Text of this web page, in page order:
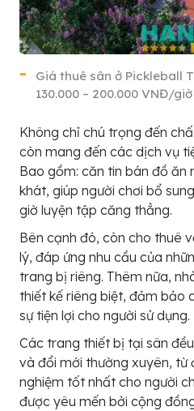
Giá thuê sân ở Pickleball
130.000 – 200.000 VNĐ/
Không chỉ chú trọng đến
còn mang đến các dịch vụ
Bao gồm: căn tin bán đồ ăn
khát, giúp người chơi bổ
giờ luyện tập căng thẳng.
Bên cạnh đó, còn cho thuê
lý, đáp ứng nhu cầu của
trang bị riêng. Thêm nữa,
thiết kế riêng biệt, đảm bảo
sự tiện lợi cho người sử dụng.
Các trang thiết bị tại sân
và đổi mới thường xuyên, từ
nghiệm tốt nhất cho người
được yêu mến bởi cộng